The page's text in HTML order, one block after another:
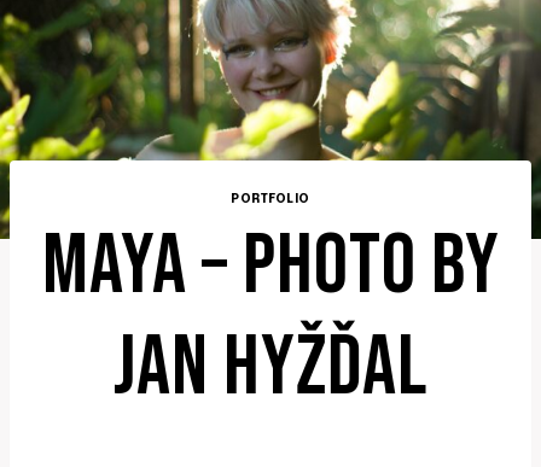
PORTFOLIO
MAYA – PHOTO BY
JAN HYŽĎAL